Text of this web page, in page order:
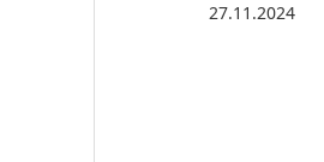
27.11.2024